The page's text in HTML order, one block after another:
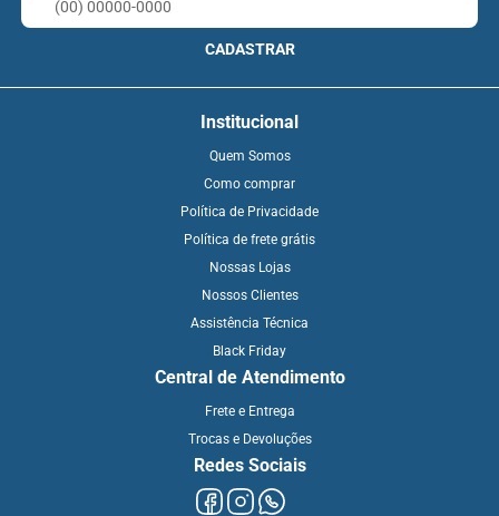
CADASTRAR
Institucional
Quem Somos
Como comprar
Política de Privacidade
Política de frete grátis
Nossas Lojas
Nossos Clientes
Assistência Técnica
Black Friday
Central de Atendimento
Frete e Entrega
Trocas e Devoluções
Redes Sociais